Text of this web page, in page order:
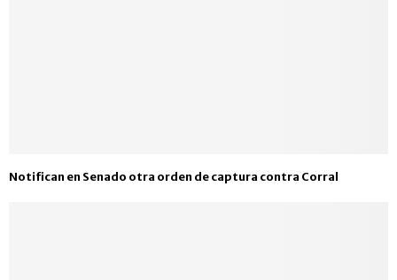
Notifican en Senado otra orden de captura contra Corral